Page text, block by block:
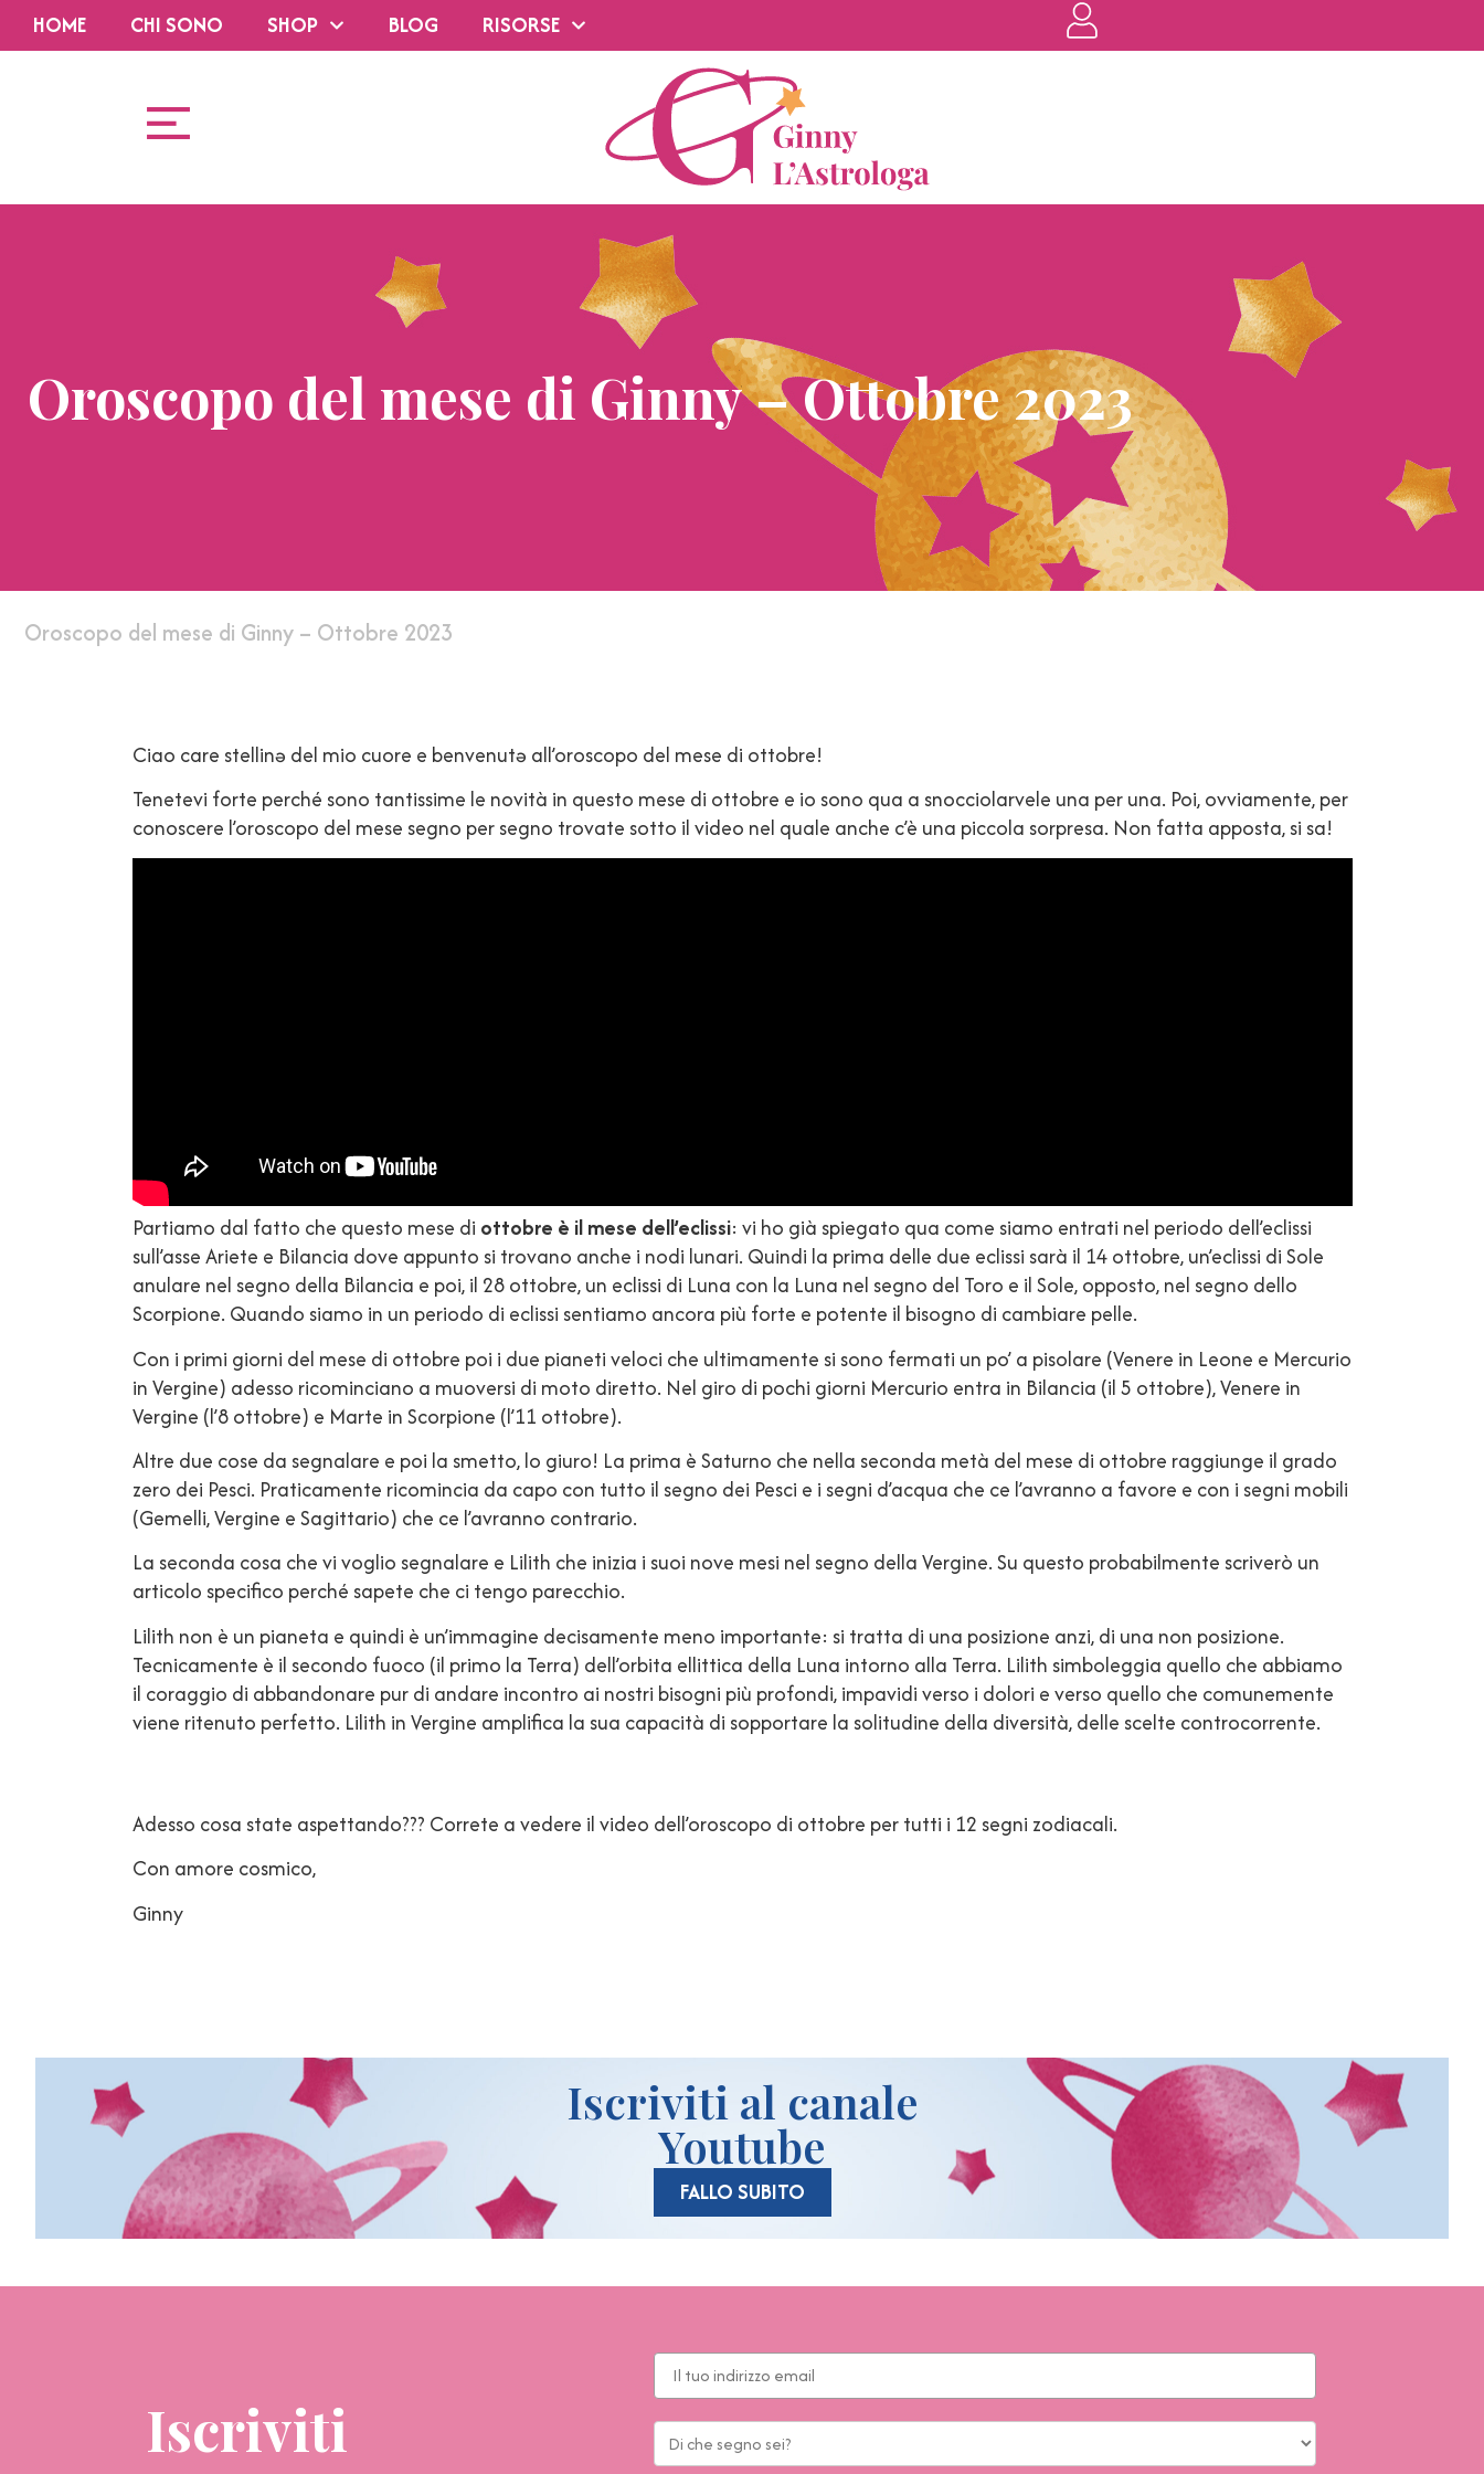
HOME CHI SONO SHOP BLOG RISORSE
Oroscopo del mese di Ginny – Ottobre 2023
Oroscopo del mese di Ginny – Ottobre 2023
Ciao care stellinə del mio cuore e benvenutə all’oroscopo del mese di ottobre!
Tenetevi forte perché sono tantissime le novità in questo mese di ottobre e io sono qua a snocciolarvele una per una. Poi, ovviamente, per
conoscere l’oroscopo del mese segno per segno trovate sotto il video nel quale anche c’è una piccola sorpresa. Non fatta apposta, si sa!
Partiamo dal fatto che questo mese di ottobre è il mese dell’eclissi: vi ho già spiegato qua come siamo entrati nel periodo dell’eclissi
sull’asse Ariete e Bilancia dove appunto si trovano anche i nodi lunari. Quindi la prima delle due eclissi sarà il 14 ottobre, un’eclissi di Sole
anulare nel segno della Bilancia e poi, il 28 ottobre, un eclissi di Luna con la Luna nel segno del Toro e il Sole, opposto, nel segno dello
Scorpione. Quando siamo in un periodo di eclissi sentiamo ancora più forte e potente il bisogno di cambiare pelle.
Con i primi giorni del mese di ottobre poi i due pianeti veloci che ultimamente si sono fermati un po’ a pisolare (Venere in Leone e Mercurio
in Vergine) adesso ricominciano a muoversi di moto diretto. Nel giro di pochi giorni Mercurio entra in Bilancia (il 5 ottobre), Venere in
Vergine (l’8 ottobre) e Marte in Scorpione (l’11 ottobre).
Altre due cose da segnalare e poi la smetto, lo giuro! La prima è Saturno che nella seconda metà del mese di ottobre raggiunge il grado
zero dei Pesci. Praticamente ricomincia da capo con tutto il segno dei Pesci e i segni d’acqua che ce l’avranno a favore e con i segni mobili
(Gemelli, Vergine e Sagittario) che ce l’avranno contrario.
La seconda cosa che vi voglio segnalare e Lilith che inizia i suoi nove mesi nel segno della Vergine. Su questo probabilmente scriverò un
articolo specifico perché sapete che ci tengo parecchio.
Lilith non è un pianeta e quindi è un’immagine decisamente meno importante: si tratta di una posizione anzi, di una non posizione.
Tecnicamente è il secondo fuoco (il primo la Terra) dell’orbita ellittica della Luna intorno alla Terra. Lilith simboleggia quello che abbiamo
il coraggio di abbandonare pur di andare incontro ai nostri bisogni più profondi, impavidi verso i dolori e verso quello che comunemente
viene ritenuto perfetto. Lilith in Vergine amplifica la sua capacità di sopportare la solitudine della diversità, delle scelte controcorrente.
Adesso cosa state aspettando??? Correte a vedere il video dell’oroscopo di ottobre per tutti i 12 segni zodiacali.
Con amore cosmico,
Ginny
Iscriviti al canale
Youtube
FALLO SUBITO
Iscriviti